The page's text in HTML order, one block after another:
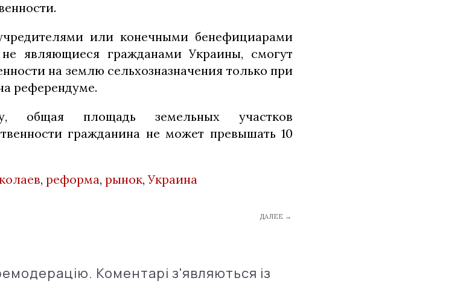
или конечными бенефициарами
являющиеся гражданами Украины, смогут
на землю сельхозназначения только при
референдуме.
общая площадь земельных участков
гражданина не может превышать 10
, реформа, рынок,Украина
ДАЛЕЕ →
Коментарі з'являються із